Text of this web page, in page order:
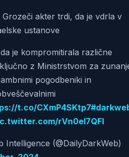
Grozeči akter trdi, da je vdrla v
ustanove
je kompromitirala različne
z Ministrstvom za
pogodbeniki in
t.co/CXmP4SKtp7
rVn0eI7QFl
Intelligence (@DailyDarkWeb)